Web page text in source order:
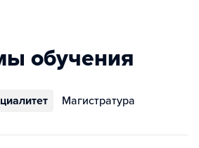
обучения
Магистратура